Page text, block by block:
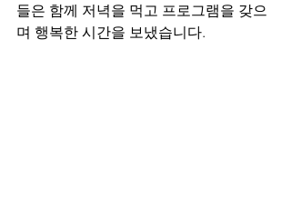
들은 함께 저녁을 먹고 프로그램을 갖으
며 행복한 시간을 보냈습니다.